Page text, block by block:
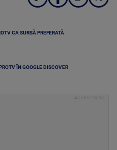
CA SURSĂ PREFERATĂ
ÎN GOOGLE DISCOVER